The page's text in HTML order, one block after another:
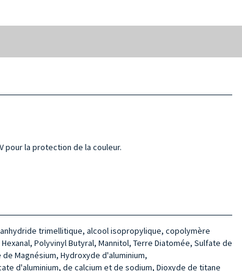
pour la protection de la couleur.
trimellitique, alcool isopropylique, copolymère
Polyvinyl Butyral, Mannitol, Terre Diatomée, Sulfate de
Magnésium, Hydroxyde d'aluminium,
d'aluminium, de calcium et de sodium, Dioxyde de titane